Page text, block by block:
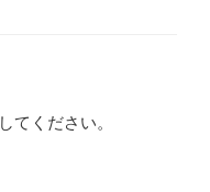
してください。